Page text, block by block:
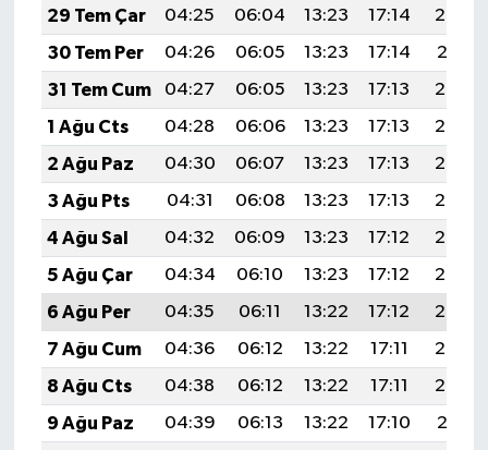
29 Tem Çar
04:25 06:04 13:23 17:14
20:32
30 Tem Per
04:26 06:05 13:23 17:14
20:31
31 Tem Cum
04:27 06:05 13:23 17:13
20:30
1 Ağu Cts
04:28 06:06 13:23 17:13
20:29
2 Ağu Paz
04:30 06:07 13:23 17:13
20:28
3 Ağu Pts
04:31 06:08 13:23 17:13
20:27
4 Ağu Sal
04:32 06:09 13:23 17:12
20:26
5 Ağu Çar
04:34 06:10 13:23 17:12
20:25
6 Ağu Per
04:35 06:11 13:22 17:12
20:24
7 Ağu Cum
04:36 06:12 13:22 17:11
20:23
8 Ağu Cts
04:38 06:12 13:22 17:11
20:22
9 Ağu Paz
04:39 06:13 13:22 17:10
20:21